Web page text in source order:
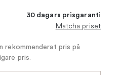
30 dagars prisgaranti
Matcha priset
rekommenderat pris på
pris.